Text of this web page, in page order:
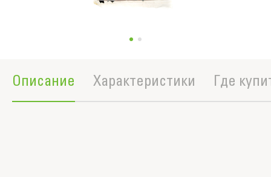
Описание Характеристики Где
Полное описание